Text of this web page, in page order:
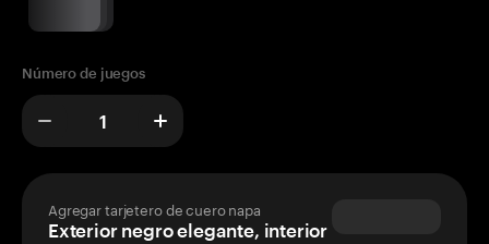
Número de juegos
Agregar tarjetero de cuero napa
Exterior negro elegante, interior